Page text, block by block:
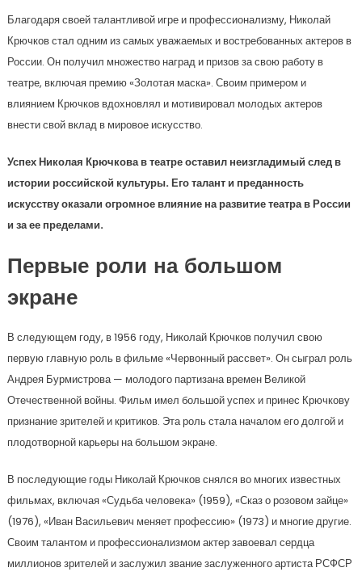
Благодаря своей талантливой игре и профессионализму, Николай
Крючков стал одним из самых уважаемых и востребованных актеров в
России. Он получил множество наград и призов за свою работу в
театре, включая премию «Золотая маска». Своим примером и
влиянием Крючков вдохновлял и мотивировал молодых актеров
внести свой вклад в мировое искусство.
Успех Николая Крючкова в театре оставил неизгладимый след в
истории российской культуры. Его талант и преданность
искусству оказали огромное влияние на развитие театра в России
и за ее пределами.
Первые роли на большом
экране
В следующем году, в 1956 году, Николай Крючков получил свою
первую главную роль в фильме «Червонный рассвет». Он сыграл роль
Андрея Бурмистрова — молодого партизана времен Великой
Отечественной войны. Фильм имел большой успех и принес Крючкову
признание зрителей и критиков. Эта роль стала началом его долгой и
плодотворной карьеры на большом экране.
В последующие годы Николай Крючков снялся во многих известных
фильмах, включая «Судьба человека» (1959), «Сказ о розовом зайце»
(1976), «Иван Васильевич меняет профессию» (1973) и многие другие.
Своим талантом и профессионализмом актер завоевал сердца
миллионов зрителей и заслужил звание заслуженного артиста РСФСР